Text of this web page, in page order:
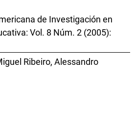
de Investigación en
Vol. 8 Núm. 2 (2005):
Ribeiro, Alessandro